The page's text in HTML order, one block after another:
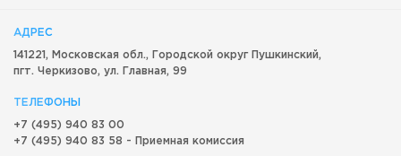
АДРЕС
141221, Московская обл., Городской округ Пушкинский,
пгт. Черкизово, ул. Главная, 99
ТЕЛЕФОНЫ
+7 (495) 940 83 00
+7 (495) 940 83 58 - Приемная комиссия